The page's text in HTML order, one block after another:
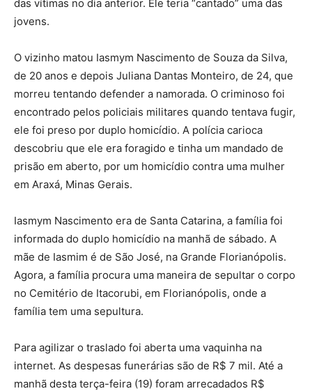
das vítimas no dia anterior. Ele teria “cantado” uma das
jovens.
O vizinho matou Iasmym Nascimento de Souza da Silva,
de 20 anos e depois Juliana Dantas Monteiro, de 24, que
morreu tentando defender a namorada. O criminoso foi
encontrado pelos policiais militares quando tentava fugir,
ele foi preso por duplo homicídio. A polícia carioca
descobriu que ele era foragido e tinha um mandado de
prisão em aberto, por um homicídio contra uma mulher
em Araxá, Minas Gerais.
Iasmym Nascimento era de Santa Catarina, a família foi
informada do duplo homicídio na manhã de sábado. A
mãe de Iasmim é de São José, na Grande Florianópolis.
Agora, a família procura uma maneira de sepultar o corpo
no Cemitério de Itacorubi, em Florianópolis, onde a
família tem uma sepultura.
Para agilizar o traslado foi aberta uma vaquinha na
internet. As despesas funerárias são de R$ 7 mil. Até a
manhã desta terça-feira (19) foram arrecadados R$